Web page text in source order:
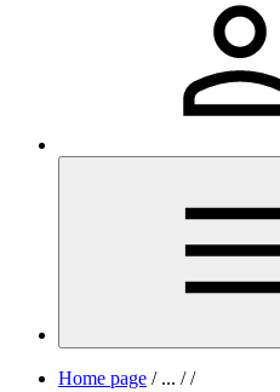
Home page /... / /